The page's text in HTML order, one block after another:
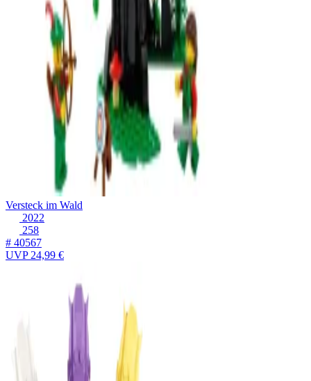
Versteck im Wald
2022
258
# 40567
UVP24,99 €